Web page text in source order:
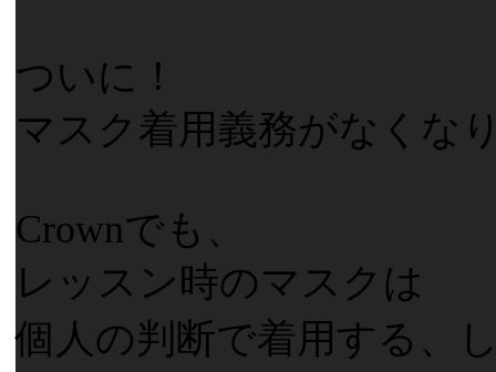
ついに！
マスク着用義務がなくな
Crownでも、
レッスン時のマスクは
個人の判断で着用する、